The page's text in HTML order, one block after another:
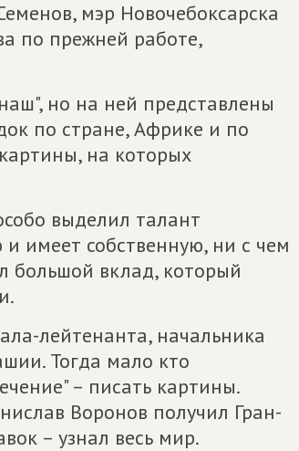
мэр Новочебоксарска
по прежней работе,
но на ней представлены
по стране, Африке и по
на которых
выделил талант
имеет собственную, ни с чем
большой вклад, который
лейтенанта, начальника
Тогда мало кто
– писать картины.
Воронов получил Гран-
– узнал весь мир.